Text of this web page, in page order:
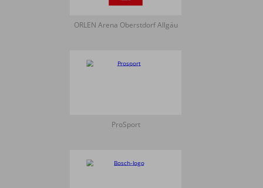
ORLEN Arena Oberstdorf Allgäu
ProSport